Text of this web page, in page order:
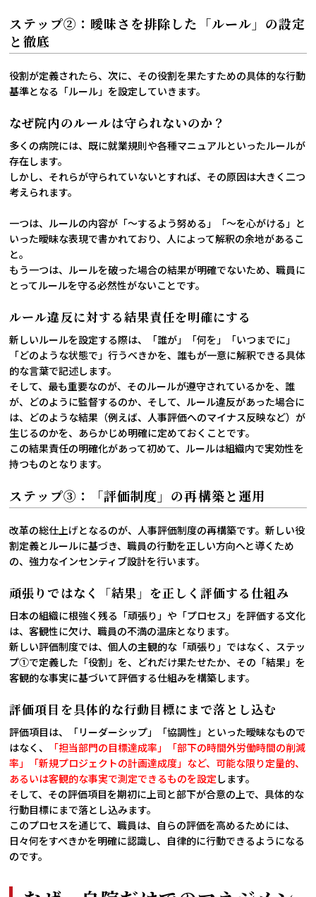
ステップ②：曖昧さを排除した「ルール」の設定
と徹底
役割が定義されたら、次に、その役割を果たすための具体的な行動
基準となる「ルール」を設定していきます。
なぜ院内のルールは守られないのか？
多くの病院には、既に就業規則や各種マニュアルといったルールが
存在します。
しかし、それらが守られていないとすれば、その原因は大きく二つ
考えられます。
一つは、ルールの内容が「～するよう努める」「～を心がける」と
いった曖昧な表現で書かれており、人によって解釈の余地があるこ
と。
もう一つは、ルールを破った場合の結果が明確でないため、職員に
とってルールを守る必然性がないことです。
ルール違反に対する結果責任を明確にする
新しいルールを設定する際は、「誰が」「何を」「いつまでに」
「どのような状態で」行うべきかを、誰もが一意に解釈できる具体
的な言葉で記述します。
そして、最も重要なのが、そのルールが遵守されているかを、誰
が、どのように監督するのか、そして、ルール違反があった場合に
は、どのような結果（例えば、人事評価へのマイナス反映など）が
生じるのかを、あらかじめ明確に定めておくことです。
この結果責任の明確化があって初めて、ルールは組織内で実効性を
持つものとなります。
ステップ③：「評価制度」の再構築と運用
改革の総仕上げとなるのが、人事評価制度の再構築です。新しい役
割定義とルールに基づき、職員の行動を正しい方向へと導くため
の、強力なインセンティブ設計を行います。
頑張りではなく「結果」を正しく評価する仕組み
日本の組織に根強く残る「頑張り」や「プロセス」を評価する文化
は、客観性に欠け、職員の不満の温床となります。
新しい評価制度では、個人の主観的な「頑張り」ではなく、ステッ
プ①で定義した「役割」を、どれだけ果たせたか、その「結果」を
客観的な事実に基づいて評価する仕組みを構築します。
評価項目を具体的な行動目標にまで落とし込む
評価項目は、「リーダーシップ」「協調性」といった曖昧なもので
はなく、
「担当部門の目標達成率」「部下の時間外労働時間の削減
率」「新規プロジェクトの計画達成度」など、可能な限り定量的、
あるいは客観的な事実で測定できるものを設定します。
そして、その評価項目を期初に上司と部下が合意の上で、具体的な
行動目標にまで落とし込みます。
このプロセスを通じて、職員は、自らの評価を高めるためには、
日々何をすべきかを明確に認識し、自律的に行動できるようになる
のです。